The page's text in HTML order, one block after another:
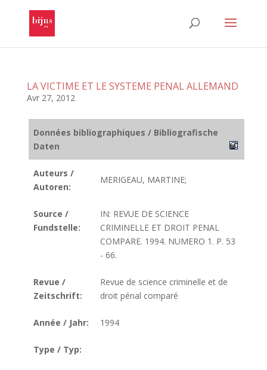
LA VICTIME ET LE SYSTEME PENAL ALLEMAND
Avr 27, 2012
Données bibliographiques / Bibliografische
Daten
Auteurs /
Autoren:
MERIGEAU, MARTINE;
Source /
Fundstelle:
IN: REVUE DE SCIENCE
CRIMINELLE ET DROIT PENAL
COMPARE. 1994. NUMERO 1. P. 53
- 66.
Revue /
Zeitschrift:
Revue de science criminelle et de
droit pénal comparé
Année / Jahr: 1994
Type / Typ: